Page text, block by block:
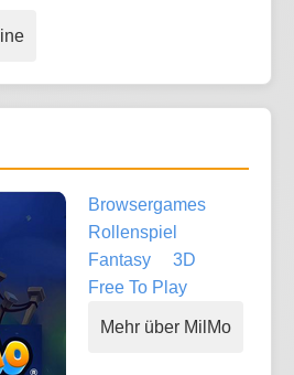
Browsergames
Rollenspiel
Fantasy
3D
Free To Play
Mehr über MilMo